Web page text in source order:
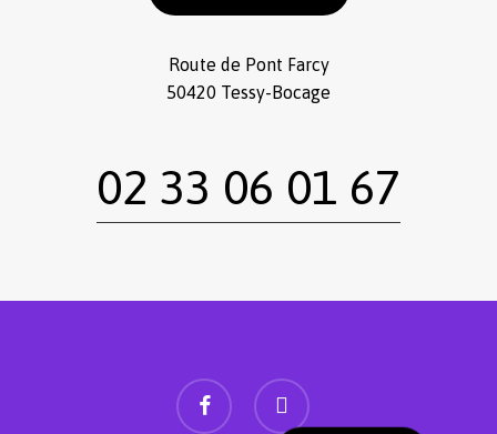
Route de Pont Farcy
50420 Tessy-Bocage
02 33 06 01 67
facebook instagram